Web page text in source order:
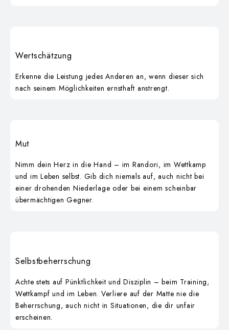
Wertschätzung
Erkenne die Leistung jedes Anderen an, wenn dieser sich
nach seinem Möglichkeiten ernsthaft anstrengt.
Mut
Nimm dein Herz in die Hand – im Randori, im Wettkamp
und im Leben selbst. Gib dich niemals auf, auch nicht bei
einer drohenden Niederlage oder bei einem scheinbar
übermächtigen Gegner.
Selbstbeherrschung
Achte stets auf Pünktlichkeit und Disziplin – beim Training,
Wettkampf und im Leben. Verliere auf der Matte nie die
Beherrschung, auch nicht in Situationen, die dir unfair
erscheinen.